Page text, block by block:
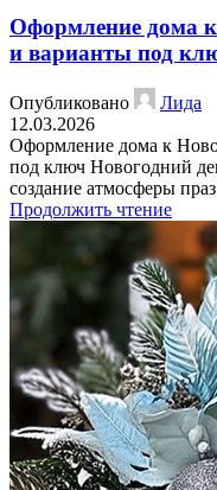
Оформление дома
и варианты под
Опубликовано
Лида
12.03.2026
Оформление дома к
под ключ Новогодний
создание атмосферы
Продолжить чтение